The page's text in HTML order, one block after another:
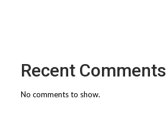
Recent Comments
No comments to show.